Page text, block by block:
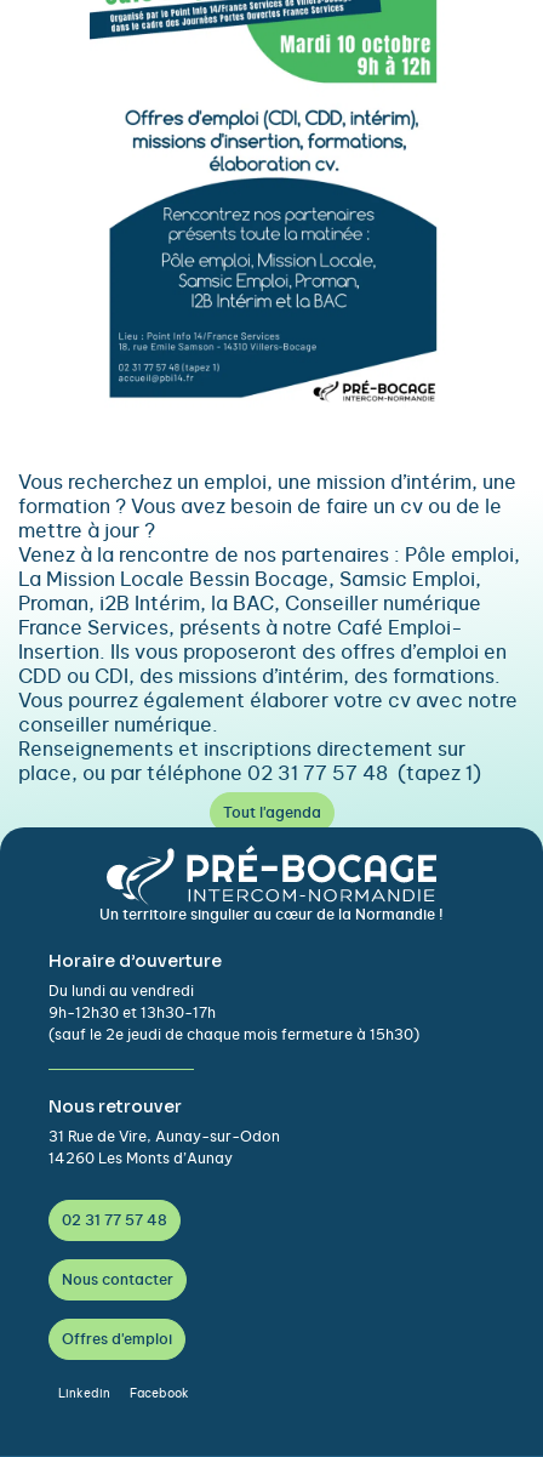
Vous recherchez un emploi, une mission d’intérim, une
formation ? Vous avez besoin de faire un cv ou de le
mettre à jour ?
Venez à la rencontre de nos partenaires : Pôle emploi,
La Mission Locale Bessin Bocage, Samsic Emploi,
Proman, i2B Intérim, la BAC, Conseiller numérique
France Services, présents à notre Café Emploi-
Insertion. Ils vous proposeront des offres d’emploi en
CDD ou CDI, des missions d’intérim, des formations.
Vous pourrez également élaborer votre cv avec notre
conseiller numérique.
Renseignements et inscriptions directement sur
place, ou par téléphone 02 31 77 57 48 (tapez 1)
Tout l'agenda
Un territoire singulier au cœur de la Normandie !
Horaire d’ouverture
Du lundi au vendredi
9h-12h30 et 13h30-17h
(sauf le 2e jeudi de chaque mois fermeture à 15h30)
Nous retrouver
31 Rue de Vire, Aunay-sur-Odon
14260 Les Monts d’Aunay
02 31 77 57 48
Nous contacter
Offres d'emploi
Linkedin Facebook